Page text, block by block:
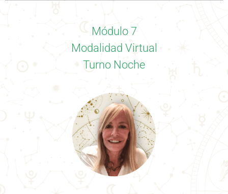
Módulo 7
Modalidad Virtual
Turno Noche